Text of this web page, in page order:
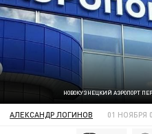
НОВОКУЗНЕЦКИЙ АЭРОПОРТ
АЛЕКСАНДР ЛОГИНОВ 01 НОЯБРЯ